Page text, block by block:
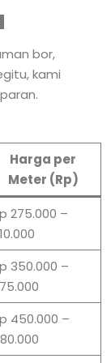
bor,
kami
Harga per
Meter (Rp)
275.000 –
350.000 –
450.000 –